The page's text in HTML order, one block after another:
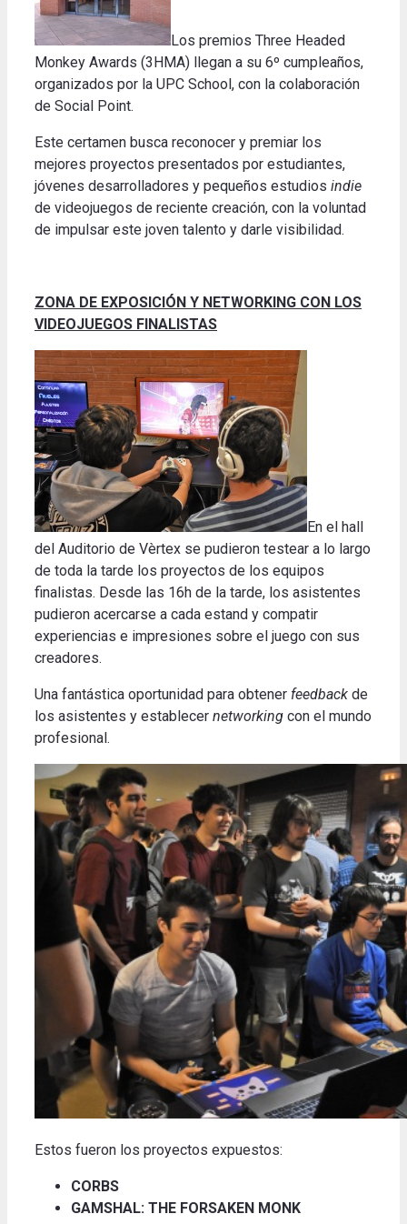
Los premios Three Headed
Monkey Awards (3HMA) llegan a su 6º cumpleaños,
organizados por la UPC School, con la colaboración
de Social Point.
Este certamen busca reconocer y premiar los
mejores proyectos presentados por estudiantes,
jóvenes desarrolladores y pequeños estudios indie
de videojuegos de reciente creación, con la voluntad
de impulsar este joven talento y darle visibilidad.
ZONA DE EXPOSICIÓN Y NETWORKING CON LOS
VIDEOJUEGOS FINALISTAS
En el hall
del Auditorio de Vèrtex se pudieron testear a lo largo
de toda la tarde los proyectos de los equipos
finalistas. Desde las 16h de la tarde, los asistentes
pudieron acercarse a cada estand y compatir
experiencias e impresiones sobre el juego con sus
creadores.
Una fantástica oportunidad para obtener feedback de
los asistentes y establecer networking con el mundo
profesional.
Estos fueron los proyectos expuestos:
CORBS
GAMSHAL: THE FORSAKEN MONK